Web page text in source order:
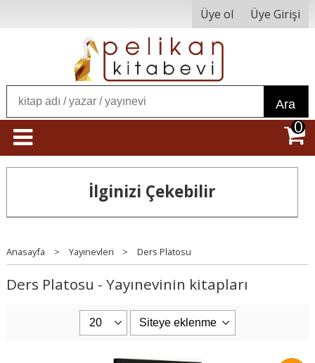
Üye ol Üye Girişi
Ara
0
İlginizi Çekebilir
Anasayfa > Yayınevleri > Ders Platosu
Ders Platosu - Yayınevinin kitapları